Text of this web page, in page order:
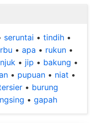
seruntai • tindih •
• apa • rukun •
• jip • bakung •
• pupuan • niat •
• burung
• gapah